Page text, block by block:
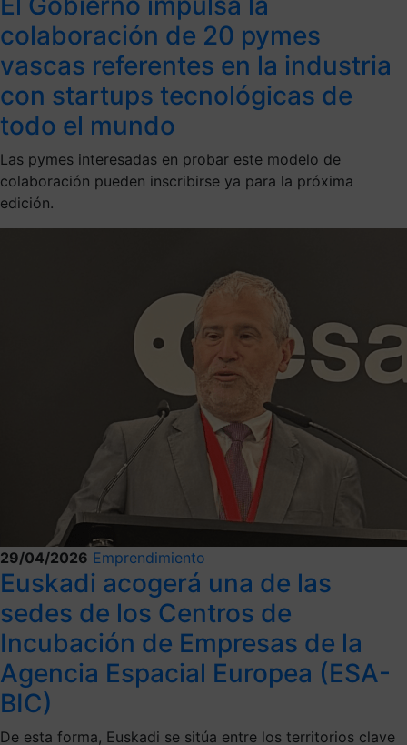
colaboración de 20 pymes
vascas referentes en la industria
con startups tecnológicas de
todo el mundo
Las pymes interesadas en probar este modelo de
colaboración pueden inscribirse ya para la próxima
edición.
29/04/2026 Emprendimiento
Euskadi acogerá una de las
sedes de los Centros de
Incubación de Empresas de la
Agencia Espacial Europea (ESA-
BIC)
De esta forma, Euskadi se sitúa entre los territorios clave